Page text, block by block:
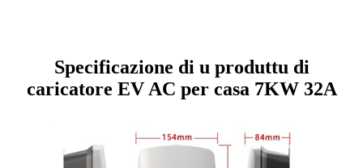
Specificazione di u produttu di
caricatore EV AC per casa 7KW 32A